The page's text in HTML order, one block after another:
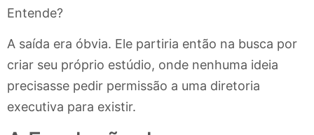
Entende?
A saída era óbvia. Ele partiria então na busca por
criar seu próprio estúdio, onde nenhuma ideia
precisasse pedir permissão a uma diretoria
executiva para existir.